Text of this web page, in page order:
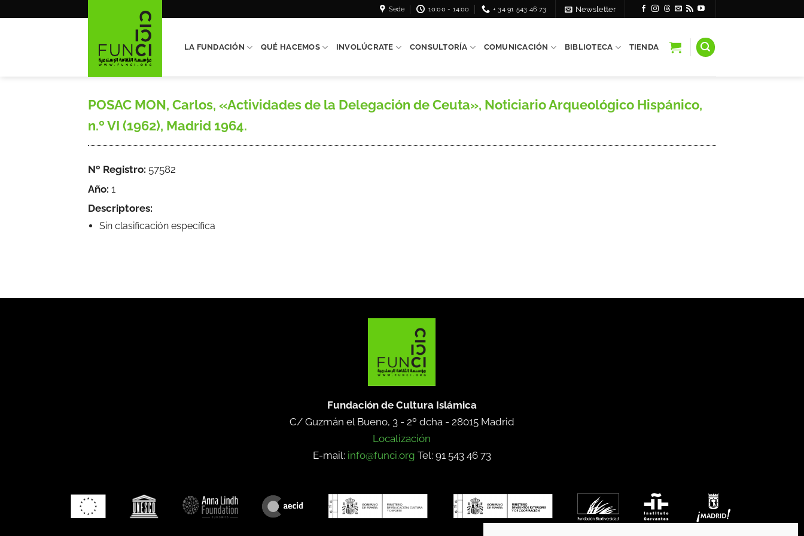
Sede 10:00 - 14:00 + 34 91 543 46 73 Newsletter
LA FUNDACIÓN QUÉ HACEMOS INVOLÚCRATE CONSULTORÍA COMUNICACIÓN BIBLIOTECA TIENDA
POSAC MON, Carlos, «Actividades de la Delegación de Ceuta», Noticiario Arqueológico Hispánico,
n.º VI (1962), Madrid 1964.
Nº Registro: 57582
Año: 1
Descriptores:
Sin clasificación específica
Fundación de Cultura Islámica
C/ Guzmán el Bueno, 3 - 2º dcha - 28015 Madrid
Localización
E-mail: info@funci.org Tel: 91 543 46 73